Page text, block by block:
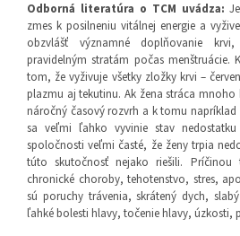
Odborná literatúra o TCM uvádza:
zmes k posilneniu vitálnej energie a
obzvlášť významné doplňovanie
pravidelným stratám počas menštruácie.
tom, že vyživuje všetky zložky krvi –
plazmu aj tekutinu. Ak žena stráca
náročný časový rozvrh a k tomu
sa veľmi ľahko vyvinie stav
spoločnosti veľmi časté, že ženy trpia
túto skutočnosť nejako riešili.
chronické choroby, tehotenstvo, stres,
sú poruchy trávenia, skrátený dych,
ľahké bolesti hlavy, točenie hlavy, úzkosti,